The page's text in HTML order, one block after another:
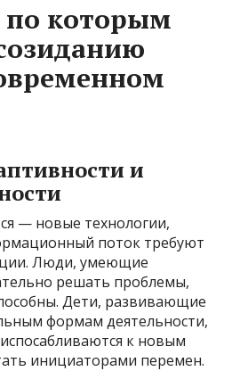
которым
и
— новые технологии,
поток требуют
Люди, умеющие
решать проблемы,
Дети, развивающие
формам деятельности,
к новым
инициаторами перемен.